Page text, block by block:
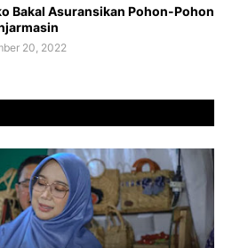
Bakal Asuransikan Pohon-Pohon
20, 2022